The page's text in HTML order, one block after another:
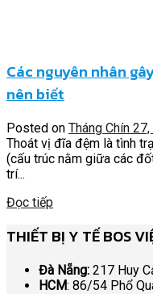
Các nguyên nhân
nên biết
Posted on Tháng Chín
Thoát vị đĩa đệm là tình
(cấu trúc nằm giữa các
trí...
Đọc tiếp
THIẾT BỊ Y TẾ BOS
Đà Nẵng: 217 Huy
HCM: 86/54 Phổ